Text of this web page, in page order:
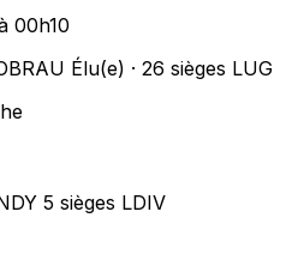
00h10
Élu(e) · 26 sièges LUG
5 sièges LDIV